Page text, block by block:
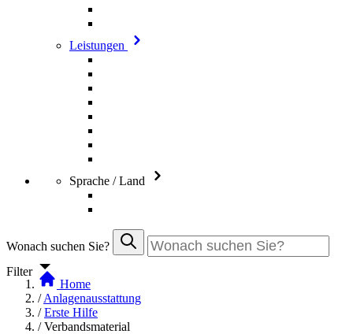
Leistungen
Sprache / Land
Wonach suchen Sie?
Filter
Home
/ Anlagenausstattung
/ Erste Hilfe
/ Verbandsmaterial